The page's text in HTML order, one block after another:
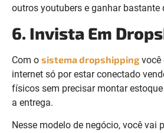
outros youtubers e ganhar bastante
6. Invista Em
Com o sistema dropshipping você
internet só por estar conectado
físicos sem precisar montar
a entrega.
Nesse modelo de negócio, você vai